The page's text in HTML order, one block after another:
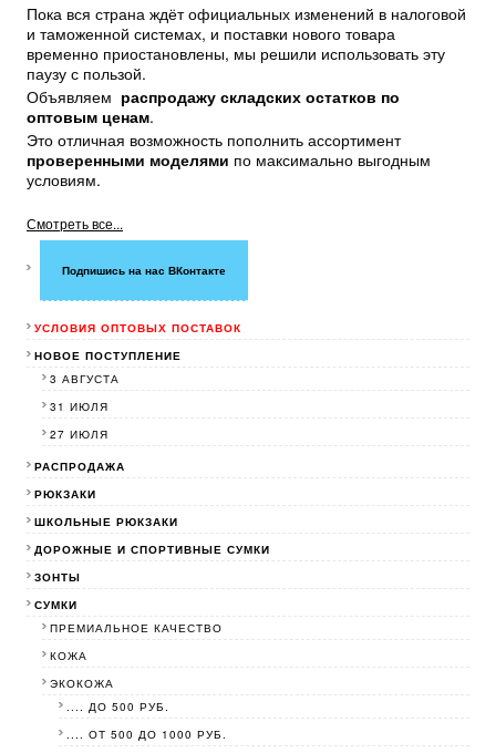
Пока вся страна ждёт официальных изменений в налоговой
и таможенной системах, и поставки нового товара
временно приостановлены, мы решили использовать эту
паузу с пользой.
Объявляем распродажу складских остатков по
оптовым ценам.
Это отличная возможность пополнить ассортимент
проверенными моделями по максимально выгодным
условиям.
Смотреть все...
Подпишись на нас ВКонтакте
УСЛОВИЯ ОПТОВЫХ ПОСТАВОК
НОВОЕ ПОСТУПЛЕНИЕ
3 АВГУСТА
31 ИЮЛЯ
27 ИЮЛЯ
РАСПРОДАЖА
РЮКЗАКИ
ШКОЛЬНЫЕ РЮКЗАКИ
ДОРОЖНЫЕ И СПОРТИВНЫЕ СУМКИ
ЗОНТЫ
СУМКИ
ПРЕМИАЛЬНОЕ КАЧЕСТВО
КОЖА
ЭКОКОЖА
.... ДО 500 РУБ.
.... ОТ 500 ДО 1000 РУБ.